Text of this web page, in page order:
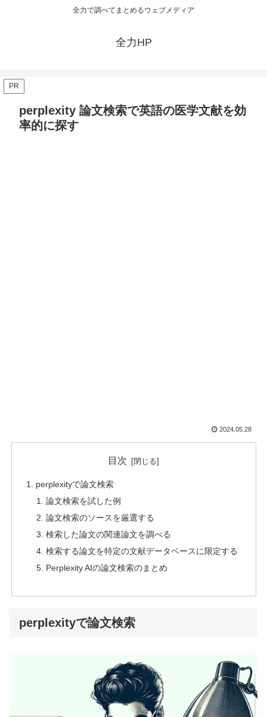
全力で調べてまとめるウェブメディア
全力HP
PR
perplexity 論文検索で英語の医学文献を効
率的に探す
2024.05.28
目次
perplexityで論文検索
論文検索を試した例
論文検索のソースを厳選する
検索した論文の関連論文を調べる
検索する論文を特定の文献データベースに限定する
Perplexity AIの論文検索のまとめ
perplexityで論文検索